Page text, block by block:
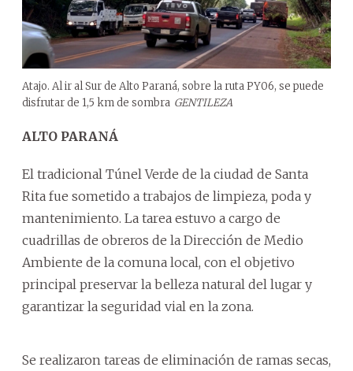
Atajo. Al ir al Sur de Alto Paraná, sobre la ruta PY06, se puede
disfrutar de 1,5 km de sombra GENTILEZA
ALTO PARANÁ
El tradicional Túnel Verde de la ciudad de Santa
Rita fue sometido a trabajos de limpieza, poda y
mantenimiento. La tarea estuvo a cargo de
cuadrillas de obreros de la Dirección de Medio
Ambiente de la comuna local, con el objetivo
principal preservar la belleza natural del lugar y
garantizar la seguridad vial en la zona.
Se realizaron tareas de eliminación de ramas secas,